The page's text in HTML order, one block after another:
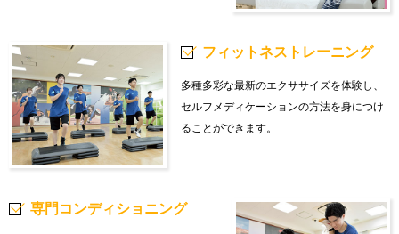
フィットネストレーニング
多種多彩な最新のエクササイズを体験し、
セルフメディケーションの方法を身につけ
ることができます。
専門コンディショニング